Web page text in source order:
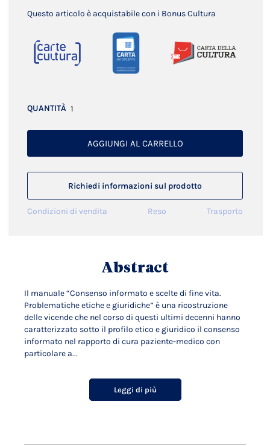
Questo articolo è acquistabile con i Bonus Cultura
QUANTITÀ
AGGIUNGI AL CARRELLO
Richiedi informazioni sul prodotto
Condizioni di vendita Reso Trasporto
Abstract
Il manuale “Consenso informato e scelte di fine vita.
Problematiche etiche e giuridiche” è una ricostruzione
delle vicende che nel corso di questi ultimi decenni hanno
caratterizzato sotto il profilo etico e giuridico il consenso
informato nel rapporto di cura paziente-medico con
particolare a...
Leggi di più